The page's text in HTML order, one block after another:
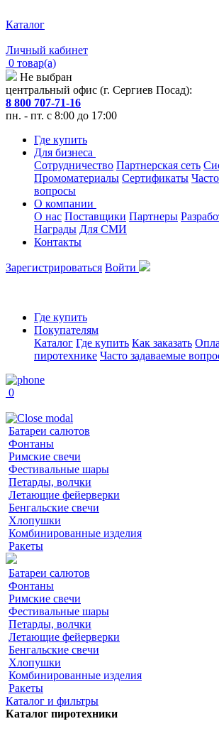
Каталог
Личный кабинет
0 товар(а)
Не выбран
центральный офис (г. Сергиев Посад):
8 800 707-71-16
пн. - пт. с 8:00 до 17:00
Где купить
Для бизнеса
Сотрудничество Партнерская сеть
Промоматериалы Сертификаты
вопросы
О компании
О нас Поставщики Партнеры
Награды Для СМИ
Контакты
Зарегистрироваться Войти
Где купить
Покупателям
Каталог Где купить Как заказать
пиротехнике Часто задаваемые
0
Батареи салютов
Фонтаны
Римские свечи
Фестивальные шары
Петарды, волчки
Летающие фейерверки
Бенгальские свечи
Хлопушки
Комбинированные изделия
Ракеты
Батареи салютов
Фонтаны
Римские свечи
Фестивальные шары
Петарды, волчки
Летающие фейерверки
Бенгальские свечи
Хлопушки
Комбинированные изделия
Ракеты
Каталог и фильтры
Каталог пиротехники